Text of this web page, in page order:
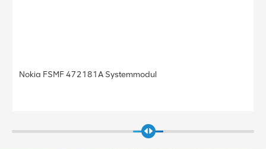
472181A Systemmodul